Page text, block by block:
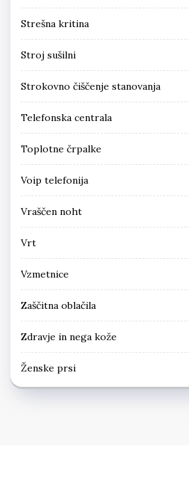
Strešna kritina
Stroj sušilni
Strokovno čiščenje stanovanja
Telefonska centrala
Toplotne črpalke
Voip telefonija
Vraščen noht
Vrt
Vzmetnice
Zaščitna oblačila
Zdravje in nega kože
Ženske prsi